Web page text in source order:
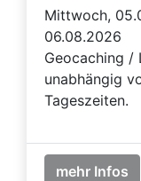
Mittwoch,
06.08.2026
Geocaching /
unabhängig
Tageszeiten.
mehr Infos